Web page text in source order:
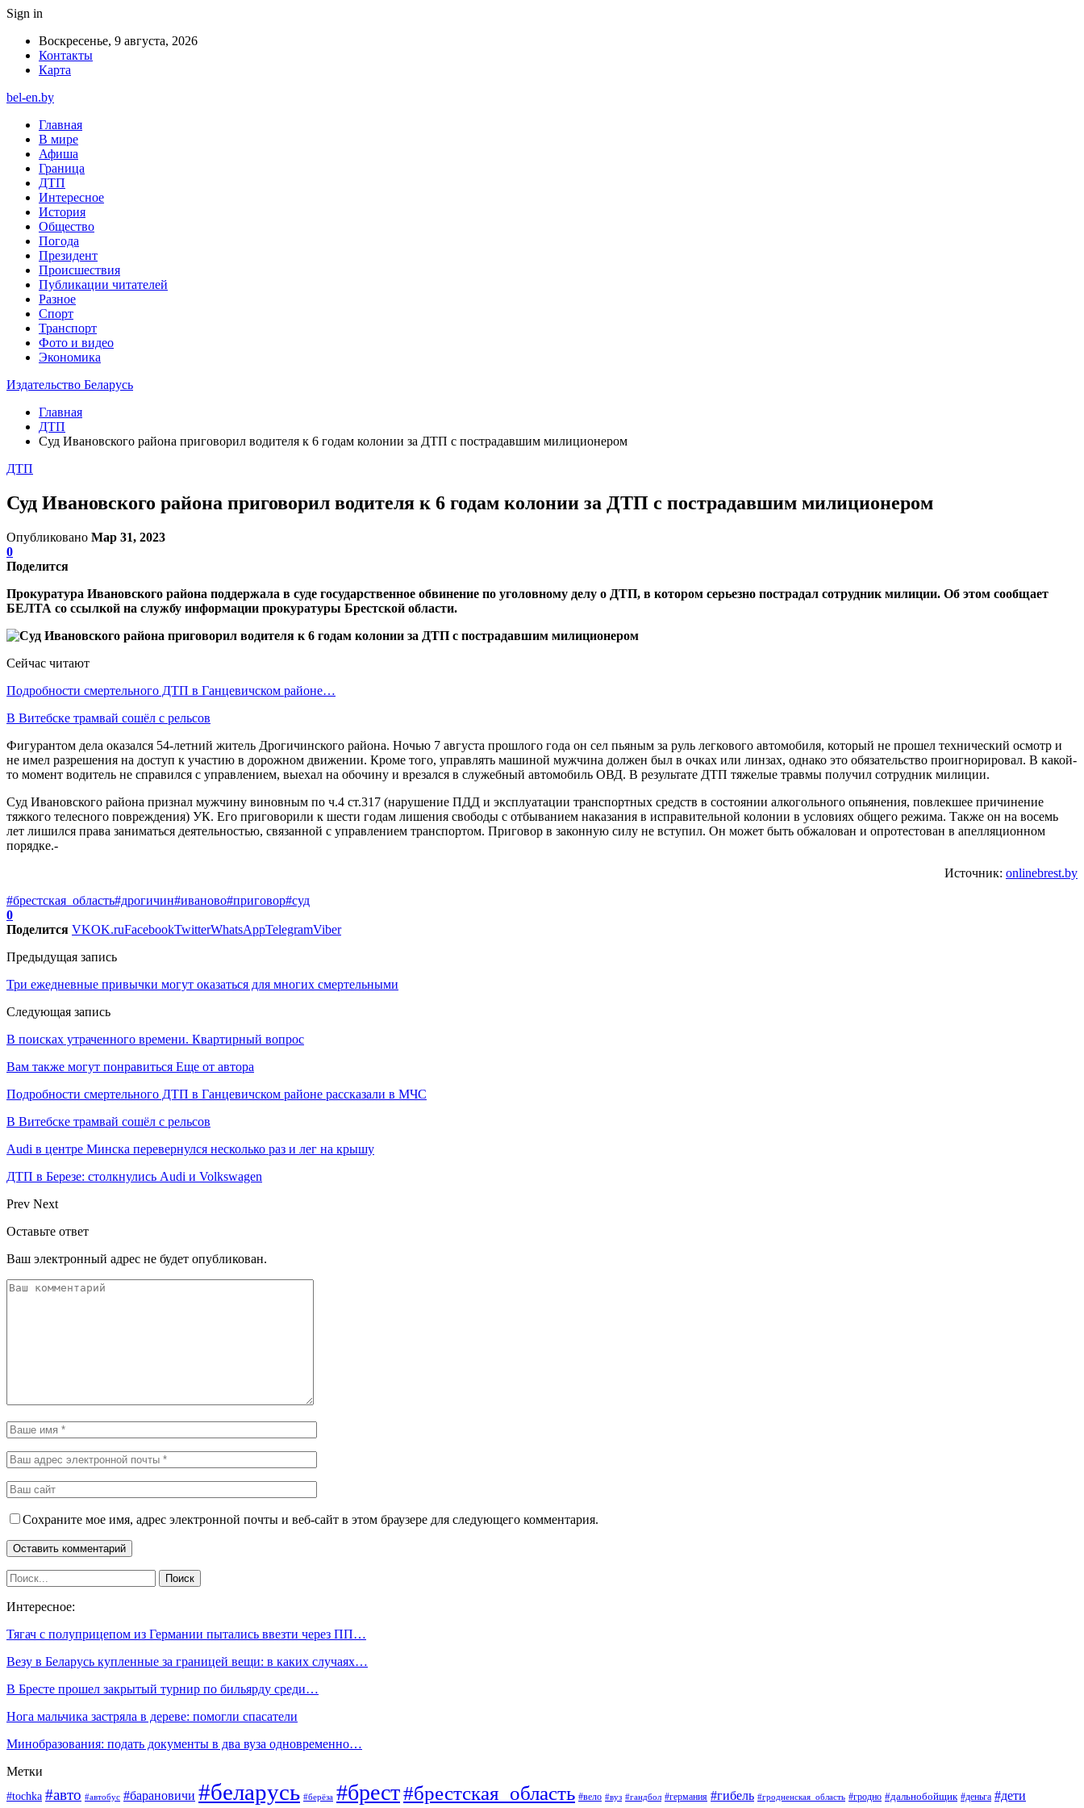
Sign in
Воскресенье, 9 августа, 2026
Контакты
Карта
bel-en.by
Главная
В мире
Афиша
Граница
ДТП
Интересное
История
Общество
Погода
Президент
Происшествия
Публикации читателей
Разное
Спорт
Транспорт
Фото и видео
Экономика
Издательство Беларусь
Главная
ДТП
Суд Ивановского района приговорил водителя к 6 годам колонии за ДТП с пострадавшим милиционером
ДТП
Суд Ивановского района приговорил водителя к 6 годам колонии за ДТП с пострадавшим милиционером
Опубликовано Мар 31, 2023
0
Поделится
Прокуратура Ивановского района поддержала в суде государственное обвинение по уголовному делу о ДТП, в котором серьезно пострадал сотрудник милиции. Об этом сообщает
БЕЛТА со ссылкой на службу информации прокуратуры Брестской области.
Сейчас читают
Подробности смертельного ДТП в Ганцевичском районе…
В Витебске трамвай сошёл с рельсов
Фигурантом дела оказался 54-летний житель Дрогичинского района. Ночью 7 августа прошлого года он сел пьяным за руль легкового автомобиля, который не прошел технический осмотр и
не имел разрешения на доступ к участию в дорожном движении. Кроме того, управлять машиной мужчина должен был в очках или линзах, однако это обязательство проигнорировал. В какой-
то момент водитель не справился с управлением, выехал на обочину и врезался в служебный автомобиль ОВД. В результате ДТП тяжелые травмы получил сотрудник милиции.
Суд Ивановского района признал мужчину виновным по ч.4 ст.317 (нарушение ПДД и эксплуатации транспортных средств в состоянии алкогольного опьянения, повлекшее причинение
тяжкого телесного повреждения) УК. Его приговорили к шести годам лишения свободы с отбыванием наказания в исправительной колонии в условиях общего режима. Также он на восемь
лет лишился права заниматься деятельностью, связанной с управлением транспортом. Приговор в законную силу не вступил. Он может быть обжалован и опротестован в апелляционном
порядке.-
Источник: onlinebrest.by
#брестская_область#дрогичин#иваново#приговор#суд
0
Поделится VKOK.ruFacebookTwitterWhatsAppTelegramViber
Предыдущая запись
Три ежедневные привычки могут оказаться для многих смертельными
Следующая запись
В поисках утраченного времени. Квартирный вопрос
Вам также могут понравиться Еще от автора
Подробности смертельного ДТП в Ганцевичском районе рассказали в МЧС
В Витебске трамвай сошёл с рельсов
Audi в центре Минска перевернулся несколько раз и лег на крышу
ДТП в Березе: столкнулись Audi и Volkswagen
Prev Next
Оставьте ответ
Ваш электронный адрес не будет опубликован.
Сохраните мое имя, адрес электронной почты и веб-сайт в этом браузере для следующего комментария.
Интересное:
Тягач с полуприцепом из Германии пытались ввезти через ПП…
Везу в Беларусь купленные за границей вещи: в каких случаях…
В Бресте прошел закрытый турнир по бильярду среди…
Нога мальчика застряла в дереве: помогли спасатели
Минобразования: подать документы в два вуза одновременно…
Метки
#tochka #авто #автобус #барановичи #беларусь #берёза #брест#брестская_область #вело #вуз #гандбол #германия #гибель #гродненская_область #гродно #дальнобойщик #деньга #дети